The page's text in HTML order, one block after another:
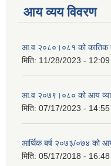
आय व्यय विवरण
आ.व २०८०।०८१ को कातिक
मिति: 11/28/2023 - 12:09
आ.व २०७९।०८० को आय
मिति: 07/17/2023 - 14:55
आर्थिक बर्ष २०७३/०७४ को
मिति: 05/17/2018 - 16:48